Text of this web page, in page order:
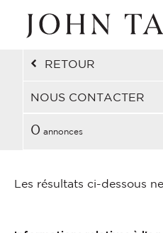
RETOUR
NOUS CONTACTER
0 annonces
Les résultats ci-dessous